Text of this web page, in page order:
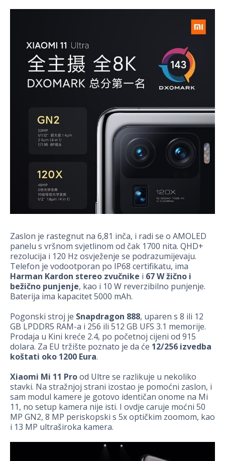
Zaslon je rastegnut na 6,81 inča, i radi se o AMOLED
panelu s vršnom svjetlinom od čak 1700 nita. QHD+
rezolucija i 120 Hz osvježenje se podrazumijevaju.
Telefon je vodootporan po IP68 certifikatu, ima
Harman Kardon stereo zvučnike i 67 W žično i
bežično punjenje, kao i 10 W reverzibilno punjenje.
Baterija ima kapacitet 5000 mAh.
Pogonski stroj je Snapdragon 888, uparen s 8 ili 12
GB LPDDR5 RAM-a i 256 ili 512 GB UFS 3.1 memorije.
Prodaja u Kini kreće 2.4, po početnoj cijeni od 915
dolara. Za EU tržište poznato je da će 12/256 izvedba
koštati oko 1200 Eura.
Xiaomi Mi 11 Prood Ultre se razlikuje u nekoliko
stavki. Na stražnjoj strani izostao je pomoćni zaslon, i
sam modul kamere je gotovo identičan onome na Mi
11, no setup kamera nije isti. I ovdje caruje moćni 50
MP GN2, 8 MP periskopski s 5x optičkim zoomom, kao
i 13 MP ultraširoka kamera.